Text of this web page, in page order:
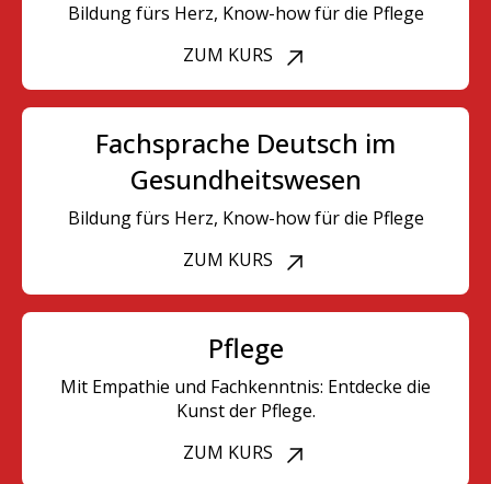
Bildung fürs Herz, Know-how für die Pflege
ZUM KURS
Fachsprache Deutsch im
Gesundheitswesen
Bildung fürs Herz, Know-how für die Pflege
ZUM KURS
Pflege
Mit Empathie und Fachkenntnis: Entdecke die
Kunst der Pflege.
ZUM KURS